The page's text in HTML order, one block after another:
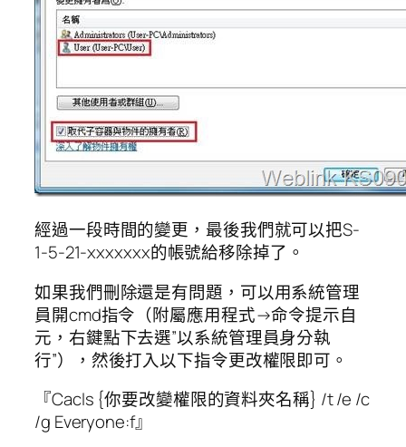
經過一段時間的變更，最後我們就可以把S-
1-5-21-xxxxxxx的帳號給移除掉了。
如果我們刪除還是有問題，可以用系統管理
員開cmd指令（附屬應用程式→命令提示自
元，右鍵點下去選”以系統管理員身分執
行”），然後打入以下指令更改權限即可。
『Cacls {你要改變權限的資料夾名稱} /t /e /c
/g Everyone:f』